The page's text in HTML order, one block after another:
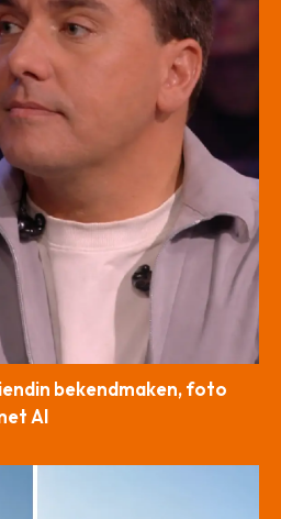
bekendmaken, foto
AI